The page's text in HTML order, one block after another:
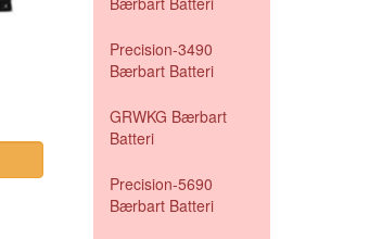
Precision-3490
Bærbart Batteri
GRWKG Bærbart
Batteri
Precision-5690
Bærbart Batteri